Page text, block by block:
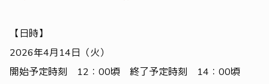
【日時】
2026年4月14日（火）
開始予定時刻 12：00頃 終了予定時刻 14：00頃